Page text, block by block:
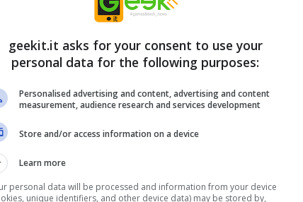
per il gioco insieme all’uscita di M.
Mode
geekit.it asks for your consent to use your
personal data for the following purposes:
Personalised advertising and content, advertising and content
measurement, audience research and services development
Store and/or access information on a device
Learn more
personal data will be processed and information from your device
unique identifiers, and other device data) may be stored by,